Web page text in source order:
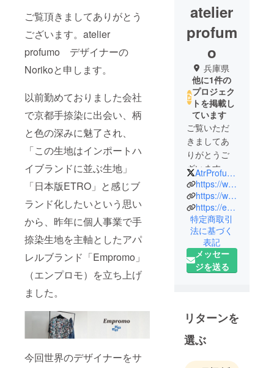
ご覧頂きましてありがとう
ございます。atelier
profumo デザイナーの
Norikoと申します。
以前勤めておりました会社
で京都手捺染に出会い、柄
と色の深みに魅了され、
「この生地はインポートハ
イブランドに並ぶ生地」
「日本版ETRO」と感じブ
ランド化したいという思い
から、昨年に個人事業で手
捺染生地を主軸としたアパ
レルブランド「Empromo」
（エンプロモ）を立ち上げ
ました。
今回世界のデザイナーをサ
atelier
profum
o
兵庫県
他に1件の
プロジェク
トを掲載し
ています
ご覧いただ
きましてあ
りがとうご
ざいます。
初めまし
て、atelier
profumoの
Norikoと申し
ます。
私は美術短
期大学を卒
業後、
ナーを２０
ります。
AtrProfumo
https://www.instagram.com/profumo.str/
https://www.instagram.com/empromo.str/
https://empromostr.theshop.jp/
特定商取引
法に基づく
表記
メッセー
ジを送る
リターンを
選ぶ